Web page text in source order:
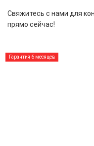
Свяжитесь с нами для
прямо сейчас!
Гарантия 6 месяцев